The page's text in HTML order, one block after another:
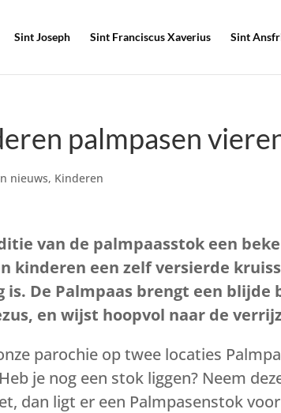
Sint Joseph Sint Franciscus Xaverius Sint
palmpasen
nieuws, Kinderen
van de palmpaasstok een
kinderen een zelf versierde
De Palmpaas brengt een blijde
en wijst hoopvol naar de
parochie op twee locaties
je nog een stok liggen? Neem
dan ligt er een Palmpasenstok